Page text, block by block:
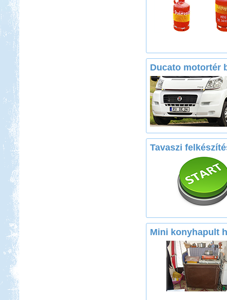
Ducato motortér
Tavaszi
Mini konyhapult